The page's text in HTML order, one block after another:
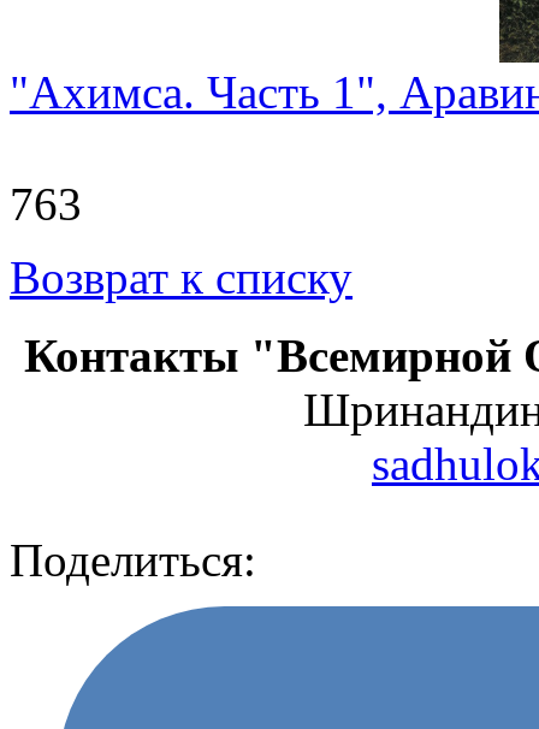
"Ахимса. Часть 1",
763
Возврат к списку
Контакты
Поделиться: